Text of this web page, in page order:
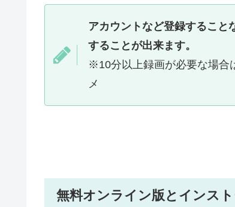
アカウントなど登録すること
することが出来ます。
※10分以上録画が必要な場合
メ
無料オンライン版とインス